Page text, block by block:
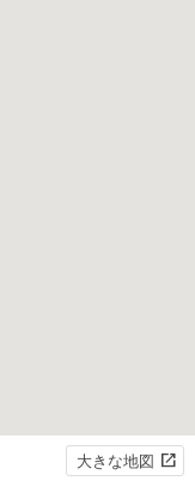
大きな地図